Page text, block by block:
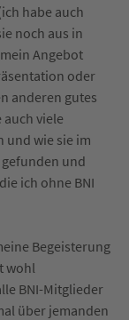
habe auch
noch aus in
Angebot
oder
anderen gutes
viele
und wie sie im
und
ich ohne BNI
Begeisterung
wohl
BNI-Mitglieder
über jemanden